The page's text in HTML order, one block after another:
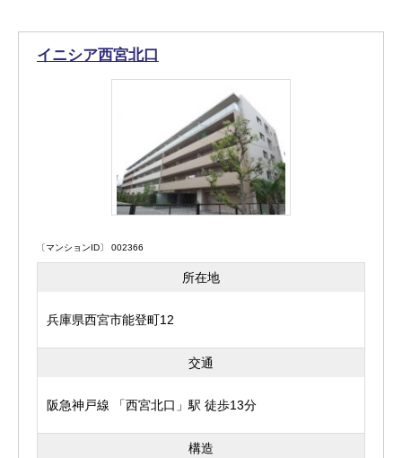
イニシア西宮北口
〔マンションID〕 002366
所在地
兵庫県西宮市能登町12
交通
阪急神戸線 「西宮北口」駅 徒歩13分
構造